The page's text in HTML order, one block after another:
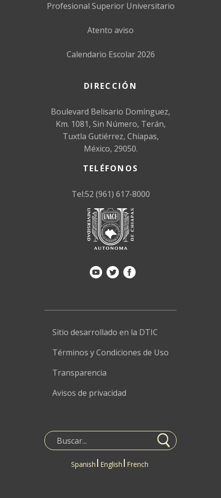
Profesional Superior Universitario
Atento aviso
Calendario Escolar 2026
DIRECCIÓN
Boulevard Belisario Domínguez,
Km. 1081, Sin Número, Terán,
Tuxtla Gutiérrez, Chiapas,
México, 29050.
TELÉFONOS
Tel:52 (961) 617-8000
Sitio desarrollado en la DTIC
Términos y Condiciones de Uso
Transparencia
Avisos de privacidad
Spanish English French